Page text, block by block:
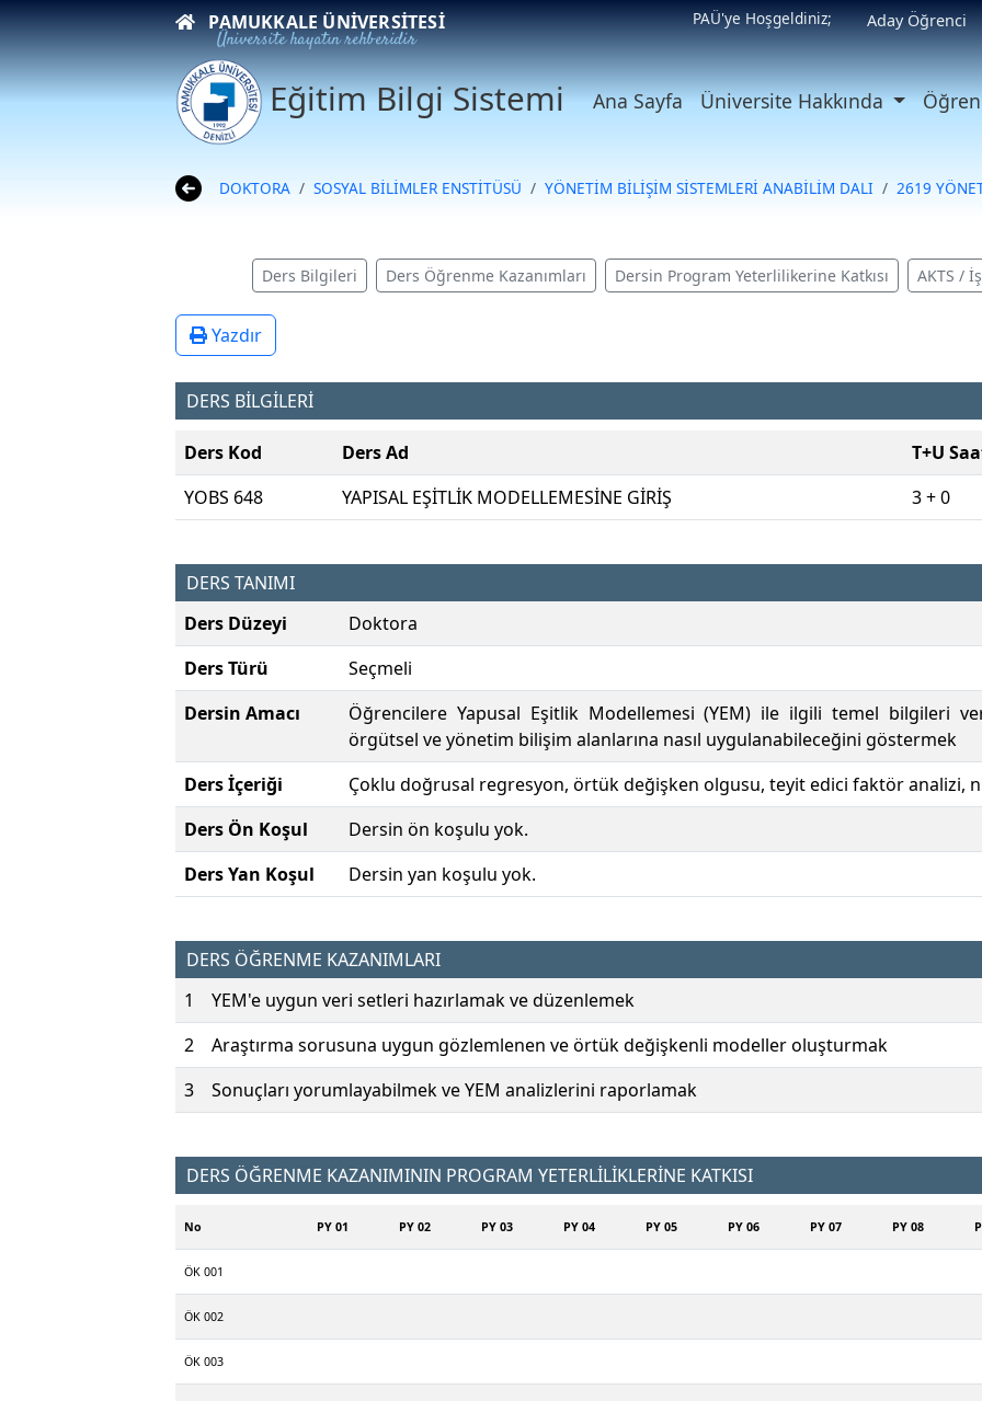
PAMUKKALE ÜNIVERSITESI
Üniversite hayatın rehberidir
PAÜ'ye Hoşgeldiniz; Aday Öğrenci
Eğitim Bilgi Sistemi Ana Sayfa Üniversite Hakkında
DOKTORA SOSYAL BİLİMLER ENSTİTÜSÜ YÖNETİM BİLİŞİM SİSTEMLERİ ANABİLİM DALI 2619
Ders Bilgileri Ders Öğrenme Kazanımları Dersin Program Yeterlilikerine Katkısı AKTS /
Yazdır
DERS BİLGİLERİ
Ders Kod Ders Ad T+U
YOBS 648
YAPISAL EŞİTLİK MODELLEMESİNE GİRİŞ 3 + 0
DERS TANIMI
Ders Düzeyi
Doktora
Ders Türü
Seçmeli
Dersin Amacı
Öğrencilere Yapusal Eşitlik Modellemesi (YEM) ile ilgili temel bilgileri
örgütsel ve yönetim bilişim alanlarına nasıl uygulanabileceğini göstermek
Ders İçeriği
Çoklu doğrusal regresyon, örtük değişken olgusu, teyit edici faktör analizi,
Ders Ön Koşul
Dersin ön koşulu yok.
Ders Yan Koşul
Dersin yan koşulu yok.
DERS ÖĞRENME KAZANIMLARI
1
YEM'e uygun veri setleri hazırlamak ve düzenlemek
2
Araştırma sorusuna uygun gözlemlenen ve örtük değişkenli modeller oluşturmak
3
Sonuçları yorumlayabilmek ve YEM analizlerini raporlamak
DERS ÖĞRENME KAZANIMININ PROGRAM YETERLİLİKLERİNE KATKISI
No PY 01 PY 02 PY 03 PY 04 PY 05 PY 06 PY 07 PY 08
ÖK 001
ÖK 002
ÖK 003